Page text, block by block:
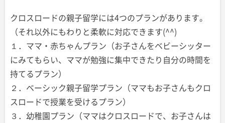
クロスロードの親子留学には4つのプランがあります。
（それ以外にもわりと柔軟に対応できます(^^)
１．ママ・赤ちゃんプラン（お子さんをベビーシッター
にみてもらい、ママが勉強に集中できたり自分の時間を
持てるプラン）
２．ベーシック親子留学プラン（ママもお子さんもクロ
スロードで授業を受けるプラン）
３．幼稚園プラン（ママはクロスロードで、お子さんは